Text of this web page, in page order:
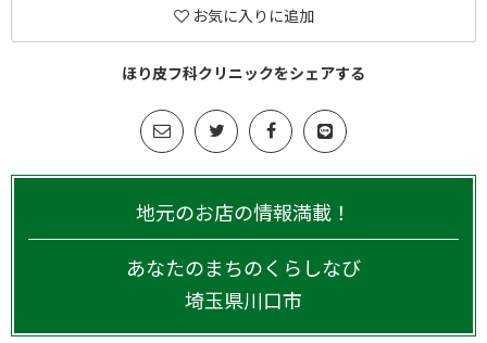
お気に入りに追加
ほり皮フ科クリニックをシェアする
地元のお店の情報満載！
あなたのまちのくらしなび
埼玉県川口市